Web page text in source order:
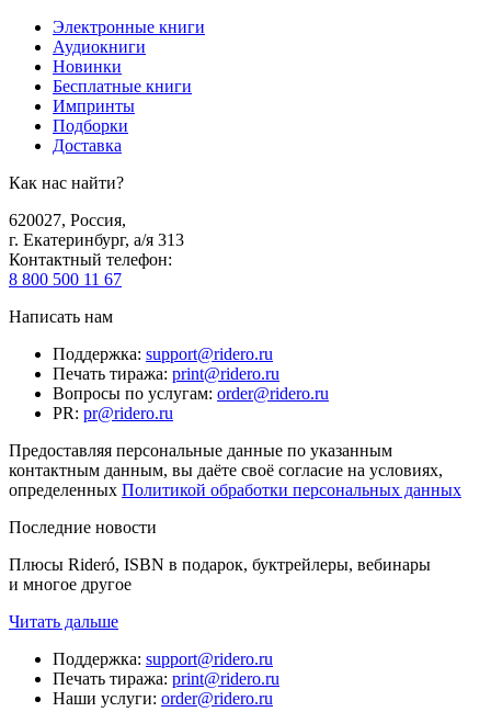
Электронные книги
Аудиокниги
Новинки
Бесплатные книги
Импринты
Подборки
Доставка
Как нас найти?
620027, Россия,
г. Екатеринбург, а/я 313
Контактный телефон:
8 800 500 11 67
Написать нам
Поддержка: support@ridero.ru
Печать тиража: print@ridero.ru
Вопросы по услугам: order@ridero.ru
PR: pr@ridero.ru
Предоставляя персональные данные по указанным
контактным данным, вы даёте своё согласие на условиях,
определенных Политикой обработки персональных данных
Последние новости
Плюсы Rideró, ISBN в подарок, буктрейлеры, вебинары
и многое другое
Читать дальше
Поддержка: support@ridero.ru
Печать тиража: print@ridero.ru
Наши услуги: order@ridero.ru